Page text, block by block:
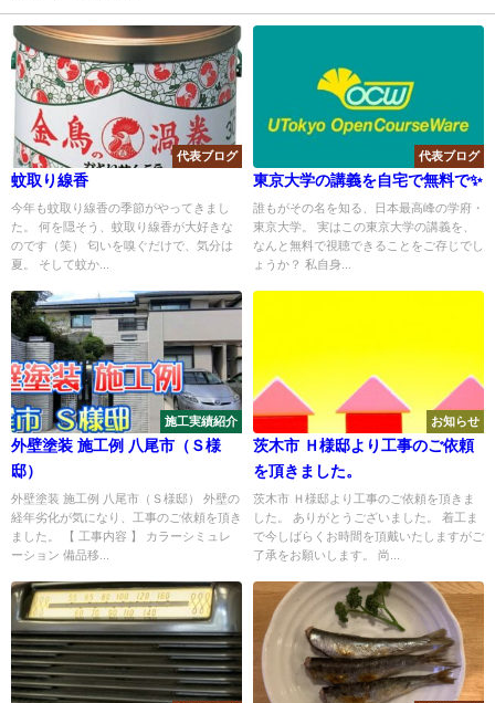
代表ブログ
蚊取り線香
今年も蚊取り線香の季節がやってきまし
た。 何を隠そう、蚊取り線香が大好きな
のです（笑） 匂いを嗅ぐだけで、気分は
夏。 そして蚊か...
代表ブログ
東京大学の講義を自宅で無料で✨
誰もがその名を知る、日本最高峰の学府・
東京大学。 実はこの東京大学の講義を、
なんと無料で視聴できることをご存じでし
ょうか？ 私自身...
施工実績紹介
外壁塗装 施工例 八尾市（Ｓ様
邸）
外壁塗装 施工例 八尾市（Ｓ様邸） 外壁の
経年劣化が気になり、工事のご依頼を頂き
ました。 【 工事内容 】 カラーシミュレ
ーション 備品移...
お知らせ
茨木市 Ｈ様邸より工事のご依頼
を頂きました。
茨木市 Ｈ様邸より工事のご依頼を頂きま
した。 ありがとうございました。 着工ま
で今しばらくお時間を頂戴いたしますがご
了承をお願いします。 尚...